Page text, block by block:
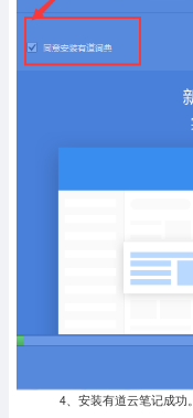
4、安装有道云笔记成功。